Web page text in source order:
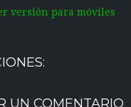
versión para móviles
UN COMENTARIO